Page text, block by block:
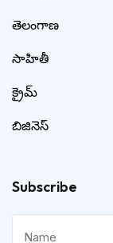
తెలంగాణ
సాహితీ
క్రైమ్
బిజినెస్
Subscribe